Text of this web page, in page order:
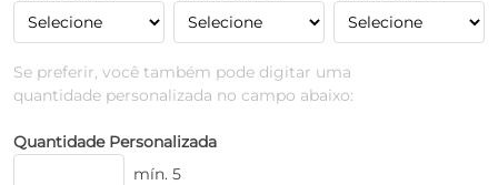
Se preferir, você também pode digitar uma
quantidade personalizada no campo abaixo:
Quantidade Personalizada
mín. 5